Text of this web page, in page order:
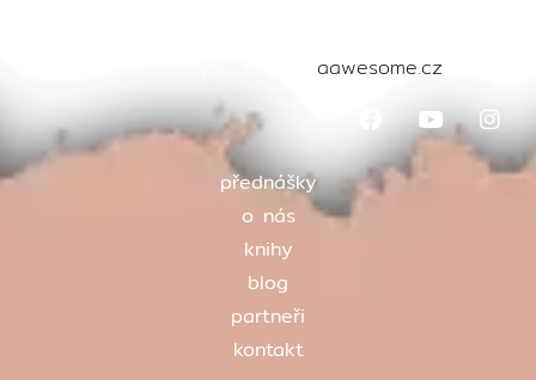
aawesome.cz
přednášky
o nás
knihy
blog
partneři
kontakt